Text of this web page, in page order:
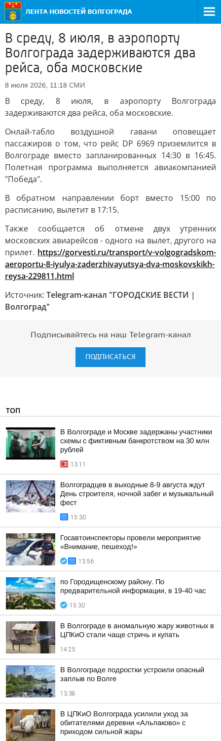
В среду, 8 июля, в аэропорту
Волгограда задерживаются два
рейса, оба московские
8 июля 2026, 11:18 СМИ
В среду, 8 июля, в аэропорту Волгограда
задерживаются два рейса, оба московские.
Онлай-табло воздушной гавани оповещает
пассажиров о том, что рейс DP 6969 приземлится в
Волгограде вместо запланированных 14:30 в 16:45.
Полетная программа выполняется авиакомпанией
"Победа".
В обратном направлении борт вместо 15:00 по
расписанию, вылетит в 17:15.
Также сообщается об отмене двух утренних
московских авиарейсов - одного на вылет, другого на
прилет. https://gorvesti.ru/transport/v-volgogradskom-
aeroportu-8-iyulya-zaderzhivayutsya-dva-moskovskikh-
reysa-229811.html
Источник: Telegram-канал "ГОРОДСКИЕ ВЕСТИ |
Волгоград"
Подписывайтесь на наш Telegram-канал
ПОДПИСАТЬСЯ
ТОП
В Волгограде и Москве задержаны участники
схемы с фиктивным банкротством на 30 млн
рублей
13:11
Волгоградцев в выходные 8-9 августа ждут
День строителя, ночной забег и музыкальный
фест
15:30
Госавтоинспекторы провели мероприятие
«Внимание, пешеход!»
13:56
по Городищенскому району. По
предварительной информации, в 19-40 час
15:30
В Волгограде в аномальную жару животных в
ЦПКиО стали чаще стричь и купать
14:25
В Волгограде подростки устроили опасный
заплыв по Волге
13:38
В ЦПКиО Волгограда усилили уход за
обитателями деревни «Альпаково» с
приходом сильной жары